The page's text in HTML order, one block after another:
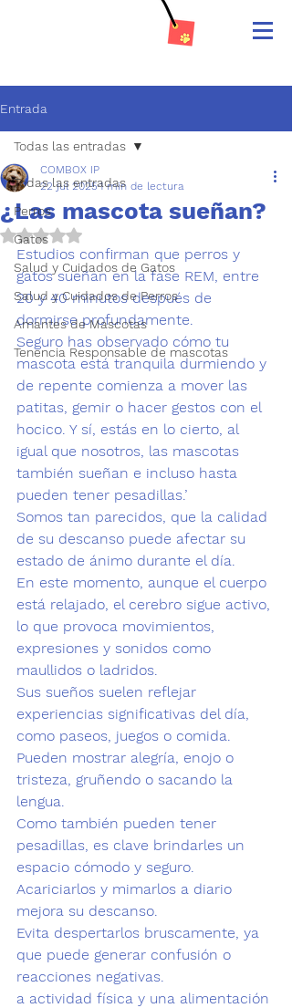
Entrada
Todas las entradas
Perros
Gatos
Salud y Cuidados de Gatos
Salud y Cuidados de Perros
Amantes de Mascotas
Tenencia Responsable de mascotas
Todas las entradas
¿Las mascota sueñan?
COMBOX IP
22 jul 20251 min de lectura
Obtuvo NaN de 5 estrellas.
Estudios confirman que perros y
gatos sueñan en la fase REM, entre
20 y 40 minutos después de
dormirse profundamente.
Seguro has observado cómo tu
mascota está tranquila durmiendo y
de repente comienza a mover las
patitas, gemir o hacer gestos con el
hocico. Y sí, estás en lo cierto, al
igual que nosotros, las mascotas
también sueñan e incluso hasta
pueden tener pesadillas.’
Somos tan parecidos, que la calidad
de su descanso puede afectar su
estado de ánimo durante el día.
En este momento, aunque el cuerpo
está relajado, el cerebro sigue activo,
lo que provoca movimientos,
expresiones y sonidos como
maullidos o ladridos.
Sus sueños suelen reflejar
experiencias significativas del día,
como paseos, juegos o comida.
Pueden mostrar alegría, enojo o
tristeza, gruñendo o sacando la
lengua.
Como también pueden tener
pesadillas, es clave brindarles un
espacio cómodo y seguro.
Acariciarlos y mimarlos a diario
mejora su descanso.
Evita despertarlos bruscamente, ya
que puede generar confusión o
reacciones negativas.
a actividad física y una alimentación